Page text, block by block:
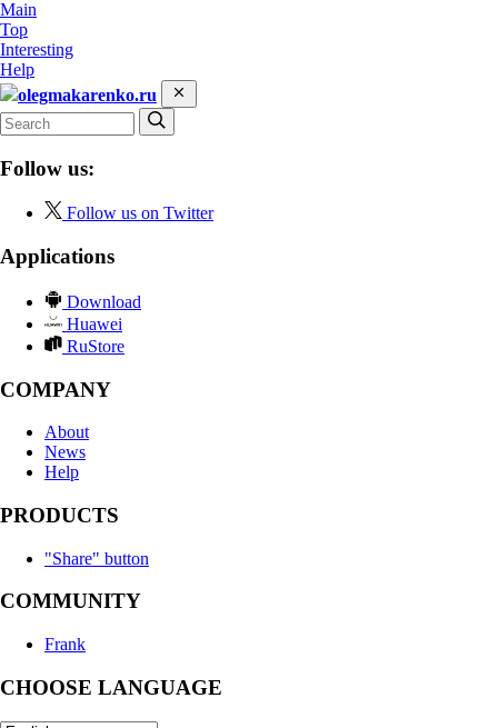
Main
Top
Interesting
Help
olegmakarenko.ru
Follow us:
Follow us on Twitter
Applications
Download
Huawei
RuStore
COMPANY
About
News
Help
PRODUCTS
"Share" button
COMMUNITY
Frank
CHOOSE LANGUAGE